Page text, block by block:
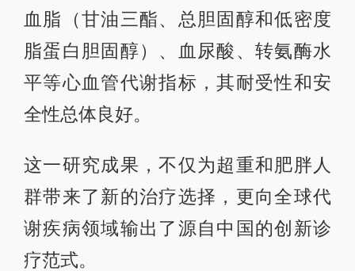
血脂（甘油三酯、总胆固醇和低密度
脂蛋白胆固醇）、血尿酸、转氨酶水
平等心血管代谢指标，其耐受性和安
全性总体良好。
这一研究成果，不仅为超重和肥胖人
群带来了新的治疗选择，更向全球代
谢疾病领域输出了源自中国的创新诊
疗范式。